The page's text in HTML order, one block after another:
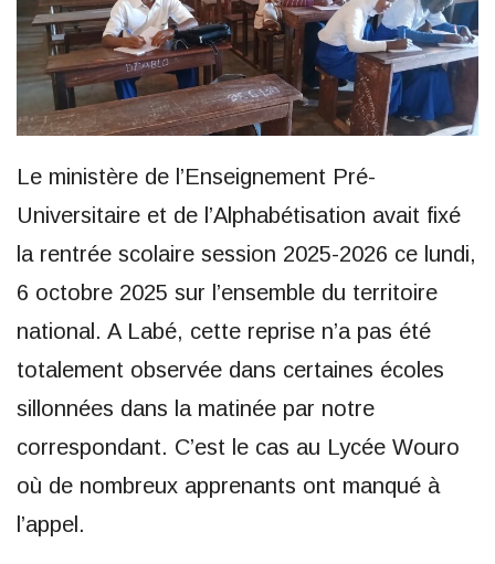
Le ministère de l’Enseignement Pré-
Universitaire et de l’Alphabétisation avait fixé
la rentrée scolaire session 2025-2026 ce lundi,
6 octobre 2025 sur l’ensemble du territoire
national. A Labé, cette reprise n’a pas été
totalement observée dans certaines écoles
sillonnées dans la matinée par notre
correspondant. C’est le cas au Lycée Wouro
où de nombreux apprenants ont manqué à
l’appel.